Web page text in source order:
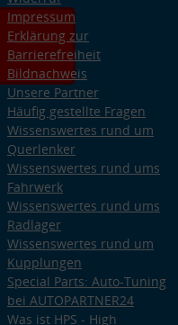
Impressum
Erklärung zur
Barrierefreiheit
Bildnachweis
Unsere Partner
Häufig gestellte Fragen
Wissenswertes rund um
Querlenker
Wissenswertes rund ums
Fahrwerk
Wissenswertes rund ums
Radlager
Wissenswertes rund um
Kupplungen
Special Parts: Auto-Tuning
bei AUTOPARTNER24
Was ist HPS - High